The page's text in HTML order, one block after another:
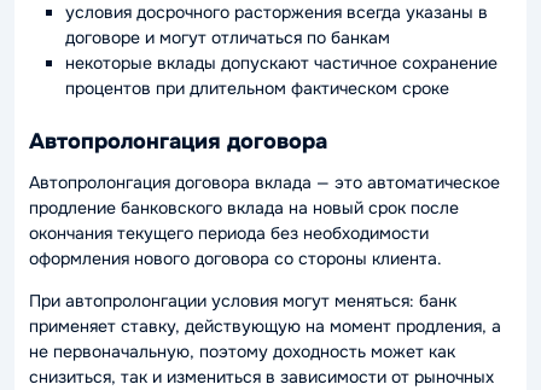
условия досрочного расторжения всегда указаны в
договоре и могут отличаться по банкам
некоторые вклады допускают частичное сохранение
процентов при длительном фактическом сроке
Автопролонгация договора
Автопролонгация договора вклада — это автоматическое
продление банковского вклада на новый срок после
окончания текущего периода без необходимости
оформления нового договора со стороны клиента.
При автопролонгации условия могут меняться: банк
применяет ставку, действующую на момент продления, а
не первоначальную, поэтому доходность может как
снизиться, так и измениться в зависимости от рыночных